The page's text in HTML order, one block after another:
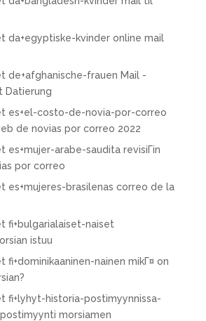
da+egyptiske-kvinder online mail
de+afghanische-frauen Mail -
Datierung
es+el-costo-de-novia-por-correo
de novias por correo 2022
es+mujer-arabe-saudita revisiГіn
por correo
es+mujeres-brasilenas correo de la
fi+bulgarialaiset-naiset
istuu
fi+dominikaaninen-nainen mikГ¤ on
fi+lyhyt-historia-postimyynnissa-
morsiamen